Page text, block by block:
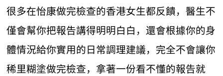
很多在怡康做完檢查的香港女生都反饋，醫生不
僅會幫你把報告講得明明白白，還會根據你的身
體情況給你實用的日常調理建議，完全不會讓你
稀里糊塗做完檢查，拿著一份看不懂的報告就